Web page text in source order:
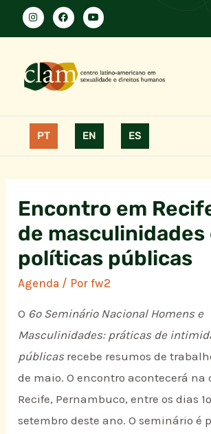
PT EN ES
Encontro em
de masculinidades
políticas públicas
Agenda / Porfw2
O 6º Seminário Nacional Homens e
Masculinidades: práticas de
públicas recebe resumos de
de maio. O encontro acontecerá na
Recife, Pernambuco, entre os dias
setembro deste ano. O seminário é